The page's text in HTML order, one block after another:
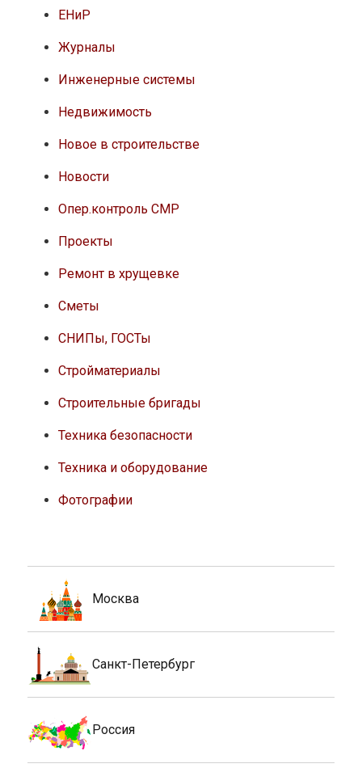
ЕНиР
Журналы
Инженерные системы
Недвижимость
Новое в строительстве
Новости
Опер.контроль СМР
Проекты
Ремонт в хрущевке
Сметы
СНИПы, ГОСТы
Стройматериалы
Строительные бригады
Техника безопасности
Техника и оборудование
Фотографии
Москва
Санкт-Петербург
Россия